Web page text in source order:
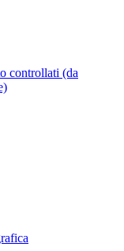
controllati (da